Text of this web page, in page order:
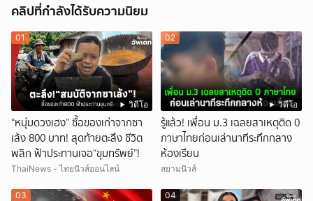
คลิปที่กำลังได้รับความนิยม
วิดีโอ
01
“หนุ่มดวงเฮง” ซื้อของเก่าจากซา
เล้ง 800 บาท! สุดท้ายตะลึง ชีวิต
พลิก ฟ้าประทานเจอ“ขุมทรัพย์”!
ThaiNews - ไทยนิวส์ออนไลน์
วิดีโอ
02
รู้แล้ว! เพื่อน ม.3 เฉลยสาเหตุติด 0
ภาษาไทยก่อนเล่านาทีระทึกกลาง
ห้องเรียน
สยามนิวส์
03 04